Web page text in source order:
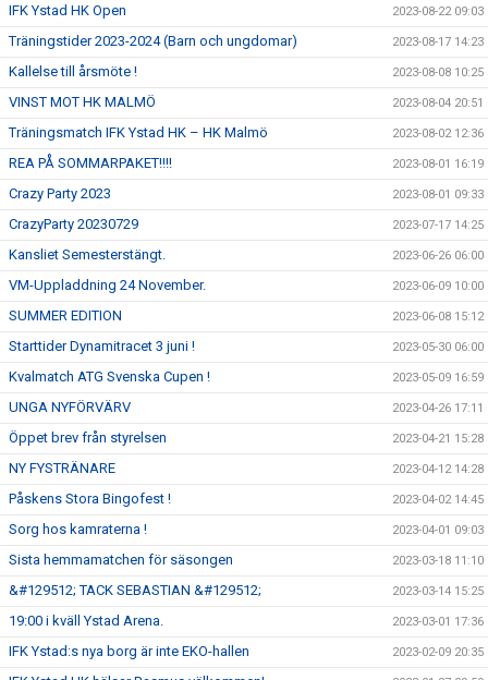
IFK Ystad HK Open 2023-08-22 09:03
Träningstider 2023-2024 (Barn och ungdomar) 2023-08-17 14:23
Kallelse till årsmöte ! 2023-08-08 10:25
VINST MOT HK MALMÖ 2023-08-04 20:51
Träningsmatch IFK Ystad HK – HK Malmö 2023-08-02 12:36
REA PÅ SOMMARPAKET!!!! 2023-08-01 16:19
Crazy Party 2023 2023-08-01 09:33
CrazyParty 20230729 2023-07-17 14:25
Kansliet Semesterstängt. 2023-06-26 06:00
VM-Uppladdning 24 November. 2023-06-09 10:00
SUMMER EDITION 2023-06-08 15:12
Starttider Dynamitracet 3 juni ! 2023-05-30 06:00
Kvalmatch ATG Svenska Cupen ! 2023-05-09 16:59
UNGA NYFÖRVÄRV 2023-04-26 17:11
Öppet brev från styrelsen 2023-04-21 15:28
NY FYSTRÄNARE 2023-04-12 14:28
Påskens Stora Bingofest ! 2023-04-02 14:45
Sorg hos kamraterna ! 2023-04-01 09:03
Sista hemmamatchen för säsongen 2023-03-18 11:10
&#129512; TACK SEBASTIAN &#129512; 2023-03-14 15:25
19:00 i kväll Ystad Arena. 2023-03-01 17:36
IFK Ystad:s nya borg är inte EKO-hallen 2023-02-09 20:35